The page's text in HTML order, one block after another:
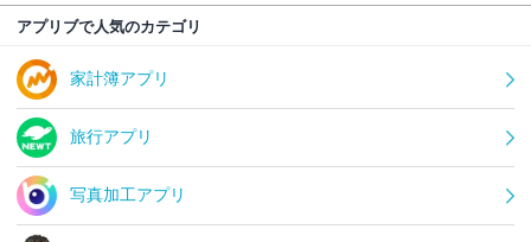
アプリブで人気のカテゴリ
家計簿アプリ
旅行アプリ
写真加工アプリ